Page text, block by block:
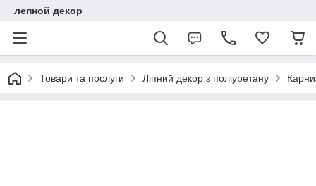
лепной декор
Товари та послуги Ліпний декор з поліуретану